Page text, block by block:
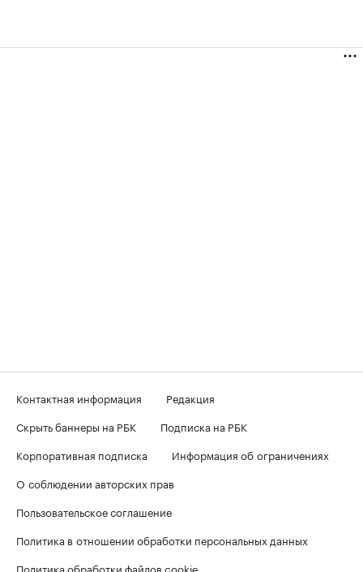
Контактная информация
Редакция
Скрыть баннеры на РБК
Подписка на РБК
Корпоративная подписка
Информация об ограничениях
О соблюдении авторских прав
Пользовательское соглашение
Политика в отношении обработки персональных данных
Политика обработки файлов cookie